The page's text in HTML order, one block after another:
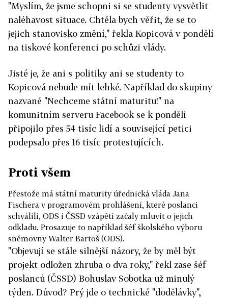
"Myslím, že jsme schopni si se studenty vysvětlit
naléhavost situace. Chtěla bych věřit, že se to
jejich stanovisko změní," řekla Kopicová v pondělí
na tiskové konferenci po schůzi vlády.
Jisté je, že ani s politiky ani se studenty to
Kopicová nebude mít lehké. Například do skupiny
nazvané "Nechceme státní maturitu!" na
komunitním serveru Facebook se k pondělí
připojilo přes 54 tisíc lidí a související petici
podepsalo přes 16 tisíc protestujících.
Proti všem
Přestože má státní maturity úřednická vláda Jana
Fischera v programovém prohlášení, které poslanci
schválili, ODS i ČSSD vzápětí začaly mluvit o jejich
odkladu. Prosazuje to například šéf školského výboru
sněmovny Walter Bartoš (ODS).
"Objevují se stále silnější názory, že by měl být
projekt odložen zhruba o dva roky," řekl zase šéf
poslanců (ČSSD) Bohuslav Sobotka už minulý
týden. Důvod? Prý jde o technické "dodělávky",